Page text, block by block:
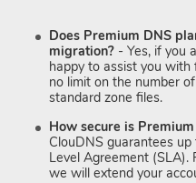
Does Premium DNS
migration? - Yes, if you
happy to assist you
no limit on the number
standard zone files.
How secure is
ClouDNS guarantees
Level Agreement
we will extend your